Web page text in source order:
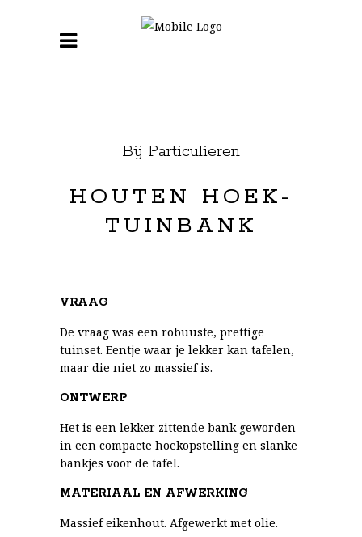
Bij Particulieren
HOUTEN HOEK-
TUINBANK
VRAAG
De vraag was een robuuste, prettige
tuinset. Eentje waar je lekker kan tafelen,
maar die niet zo massief is.
ONTWERP
Het is een lekker zittende bank geworden
in een compacte hoekopstelling en slanke
bankjes voor de tafel.
MATERIAAL EN AFWERKING
Massief eikenhout. Afgewerkt met olie.